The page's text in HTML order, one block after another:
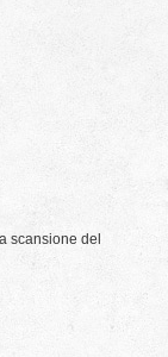
scansione del